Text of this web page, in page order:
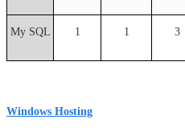
My SQL 1 1 3
Windows Hosting